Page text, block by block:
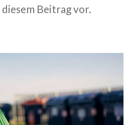
Beitrag vor.